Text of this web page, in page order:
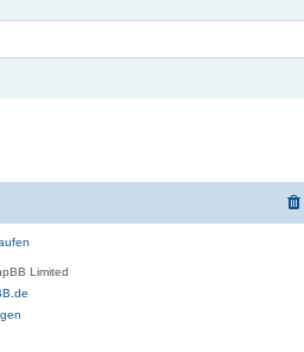
Limited